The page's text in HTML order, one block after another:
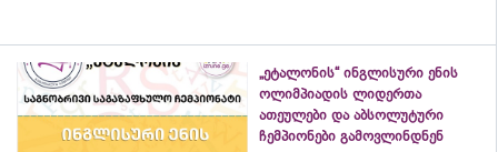
„ეტალონის“ ინგლისური ენის
ოლიმპიადის ლიდერთა
ათეულები და აბსოლუტური
ჩემპიონები გამოვლინდნენ